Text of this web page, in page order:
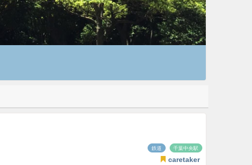
鉄道 千葉中央駅
caretaker